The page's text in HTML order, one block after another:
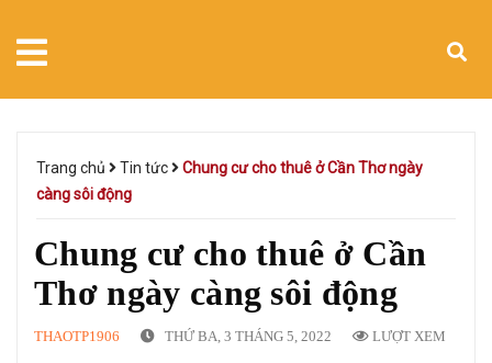
Trang chủ Tin tức
Chung cư cho thuê ở Cần Thơ ngày
càng sôi động
Chung cư cho thuê ở Cần
Thơ ngày càng sôi động
THAOTP1906 THỨ BA, 3 THÁNG 5, 2022 LƯỢT XEM